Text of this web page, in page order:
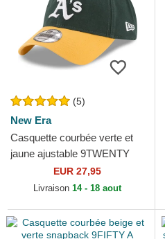
(5)
New Era
Casquette courbée verte et
jaune ajustable 9TWENTY
Core Classic Oakland
Athletics MLB New Era
EUR 27,95
Livraison 14 - 18 aout